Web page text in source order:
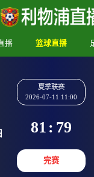
播 篮球直播
阳
夏季联赛
81: